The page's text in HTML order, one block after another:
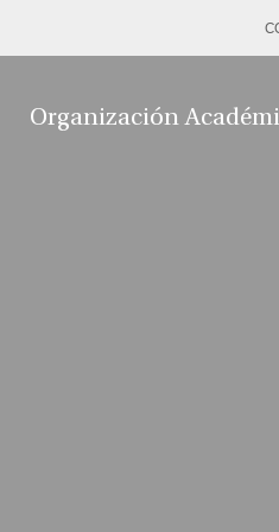
Organización